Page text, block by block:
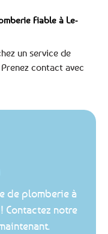
Fiable à Le-
un service de
contact avec
de plomberie à
Contactez notre